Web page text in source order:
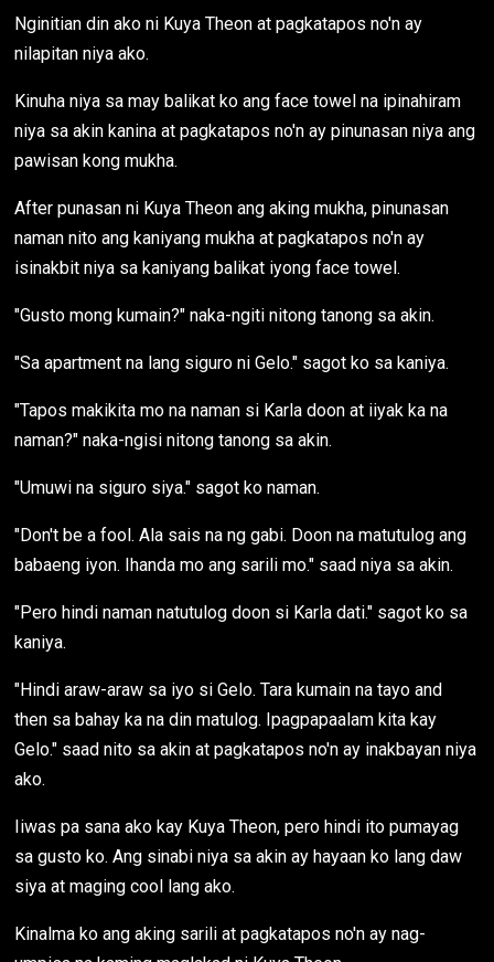
Nginitian din ako ni Kuya Theon at pagkatapos no'n ay
nilapitan niya ako.
Kinuha niya sa may balikat ko ang face towel na ipinahiram
niya sa akin kanina at pagkatapos no'n ay pinunasan niya ang
pawisan kong mukha.
After punasan ni Kuya Theon ang aking mukha, pinunasan
naman nito ang kaniyang mukha at pagkatapos no'n ay
isinakbit niya sa kaniyang balikat iyong face towel.
"Gusto mong kumain?" naka-ngiti nitong tanong sa akin.
"Sa apartment na lang siguro ni Gelo." sagot ko sa kaniya.
"Tapos makikita mo na naman si Karla doon at iiyak ka na
naman?" naka-ngisi nitong tanong sa akin.
"Umuwi na siguro siya." sagot ko naman.
"Don't be a fool. Ala sais na ng gabi. Doon na matutulog ang
babaeng iyon. Ihanda mo ang sarili mo." saad niya sa akin.
"Pero hindi naman natutulog doon si Karla dati." sagot ko sa
kaniya.
"Hindi araw-araw sa iyo si Gelo. Tara kumain na tayo and
then sa bahay ka na din matulog. Ipagpapaalam kita kay
Gelo." saad nito sa akin at pagkatapos no'n ay inakbayan niya
ako.
Iiwas pa sana ako kay Kuya Theon, pero hindi ito pumayag
sa gusto ko. Ang sinabi niya sa akin ay hayaan ko lang daw
siya at maging cool lang ako.
Kinalma ko ang aking sarili at pagkatapos no'n ay nag-